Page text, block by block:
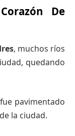
De
, muchos ríos
quedando
pavimentado
la ciudad.